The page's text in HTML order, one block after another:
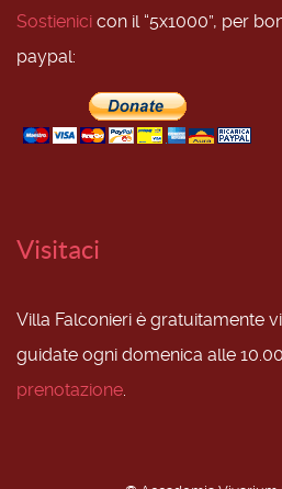
Sostienici con il “5x1000”, per
paypal:
Visitaci
Villa Falconieri è gratuitamente
guidate ogni domenica alle
prenotazione.